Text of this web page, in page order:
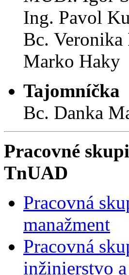
Ing. Pavol
Bc.
Marko Haky
Tajomníčka
Bc. Danka
Pracovné
TnUAD
Pracovná
manažment
Pracovná
inžinierstvo